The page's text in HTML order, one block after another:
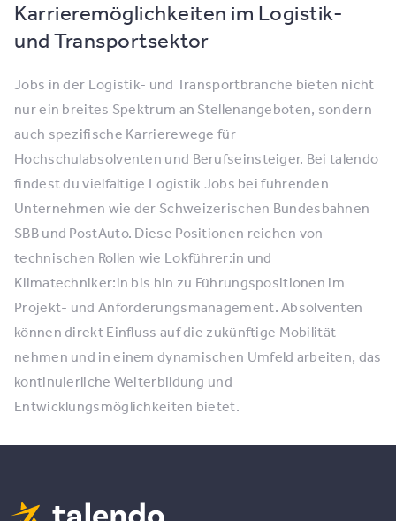
Karrieremöglichkeiten im Logistik-
und Transportsektor
Jobs in der Logistik- und Transportbranche bieten nicht
nur ein breites Spektrum an Stellenangeboten, sondern
auch spezifische Karrierewege für
Hochschulabsolventen und Berufseinsteiger. Bei talendo
findest du vielfältige Logistik Jobs bei führenden
Unternehmen wie der Schweizerischen Bundesbahnen
SBB und PostAuto. Diese Positionen reichen von
technischen Rollen wie Lokführer:in und
Klimatechniker:in bis hin zu Führungspositionen im
Projekt- und Anforderungsmanagement. Absolventen
können direkt Einfluss auf die zukünftige Mobilität
nehmen und in einem dynamischen Umfeld arbeiten, das
kontinuierliche Weiterbildung und
Entwicklungsmöglichkeiten bietet.